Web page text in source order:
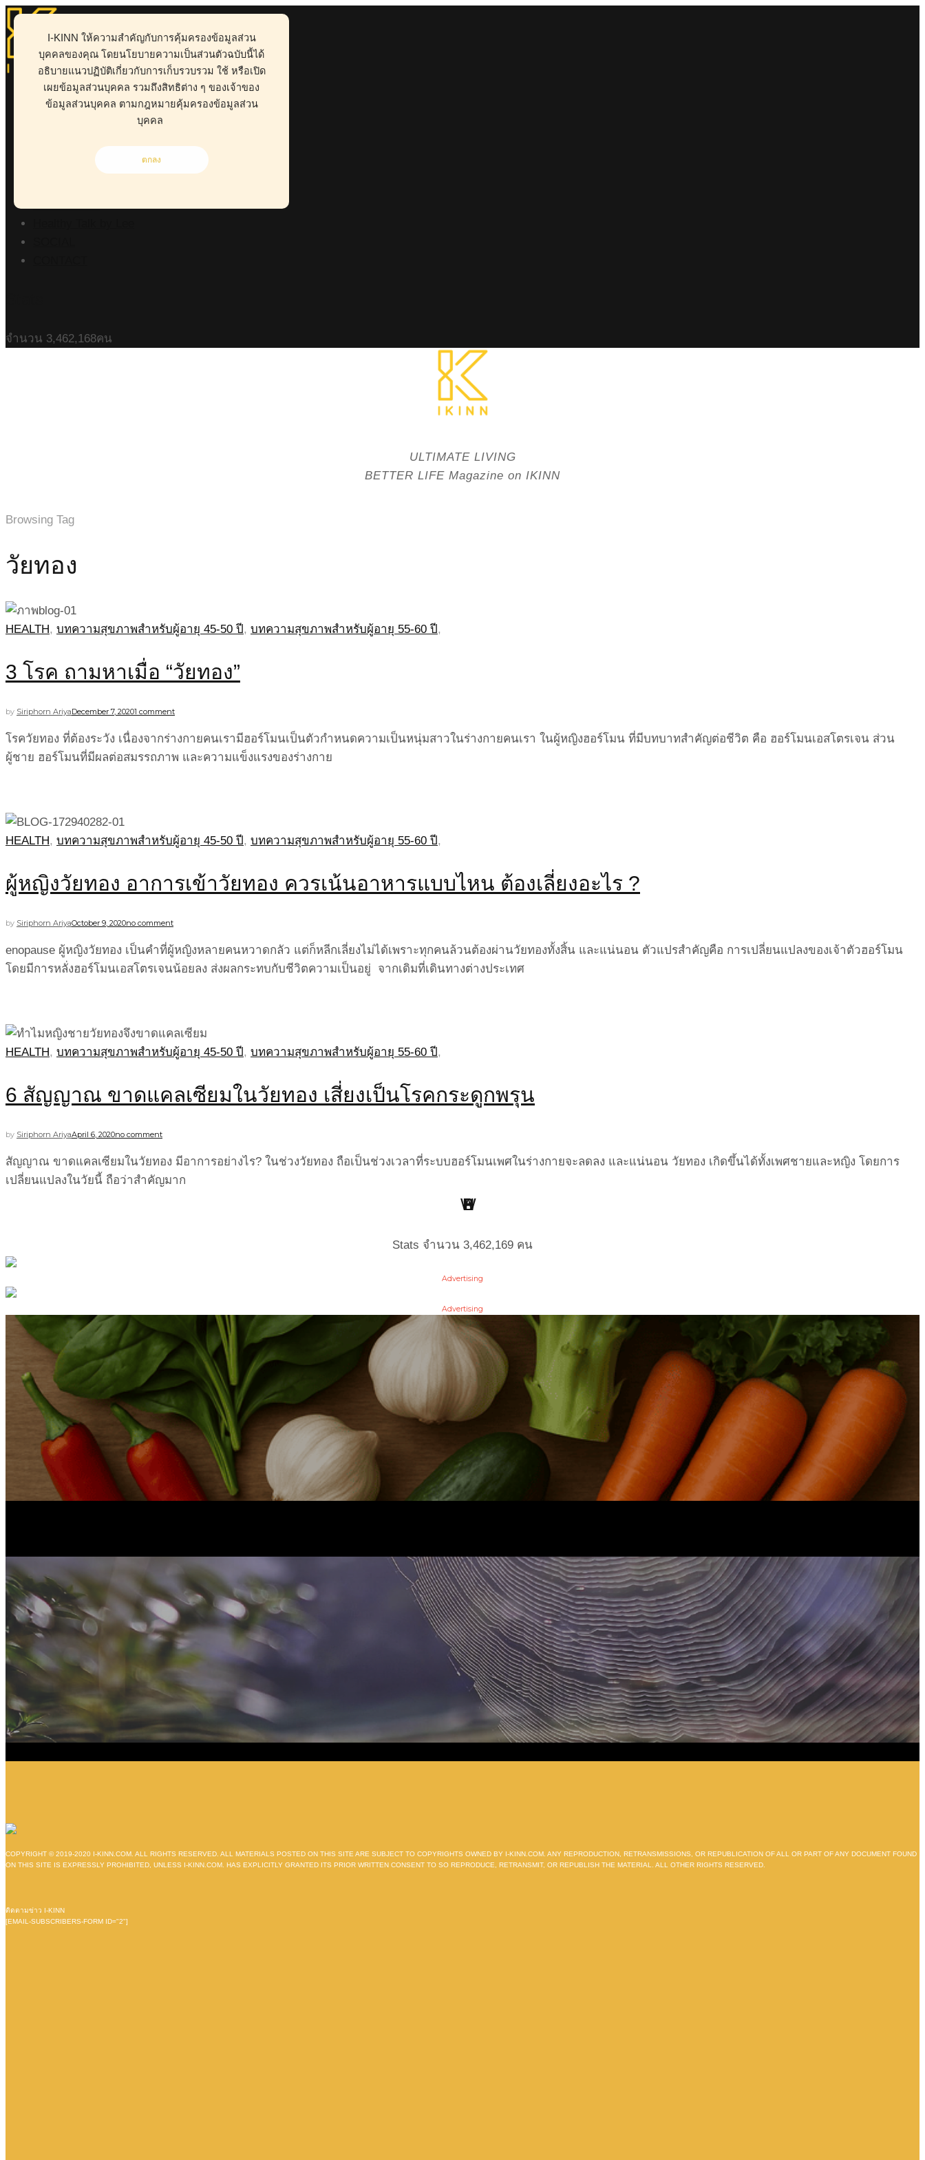
I-KINN ให้ความสำคัญกับการคุ้มครองข้อมูลส่วน
บุคคลของคุณ โดยนโยบายความเป็นส่วนตัวฉบับนี้ได้
อธิบายแนวปฏิบัติเกี่ยวกับการเก็บรวบรวม ใช้ หรือเปิด
เผยข้อมูลส่วนบุคคล รวมถึงสิทธิต่าง ๆ ของเจ้าของ
ข้อมูลส่วนบุคคล ตามกฎหมายคุ้มครองข้อมูลส่วน
บุคคล
ตกลง
ABOUT
HEALTH
BUSINESS
RISK MANAGEMENT
จำนวน 3,462,168คน
ULTIMATE LIVING
BETTER LIFE Magazine on IKINN
Browsing Tag
วัยทอง
HEALTH, บทความสุขภาพสำหรับผู้อายุ 45-50 ปี, บทความสุขภาพสำหรับผู้อายุ 55-60 ปี,
3 โรค ถามหาเมื่อ “วัยทอง”
by Siriphorn AriyaDecember 7, 20201 comment
โรควัยทอง ที่ต้องระวัง เนื่องจากร่างกายคนเรามีฮอร์โมนเป็นตัวกำหนดความเป็นหนุ่มสาวในร่างกายคนเรา ในผู้หญิงฮอร์โมน ที่มีบทบาทสำคัญต่อชีวิต คือ ฮอร์โมนเอสโตรเจน ส่วน
ผู้ชาย ฮอร์โมนที่มีผลต่อสมรรถภาพ และความแข็งแรงของร่างกาย
HEALTH, บทความสุขภาพสำหรับผู้อายุ 45-50 ปี, บทความสุขภาพสำหรับผู้อายุ 55-60 ปี,
ผู้หญิงวัยทอง อาการเข้าวัยทอง ควรเน้นอาหารแบบไหน ต้องเลี่ยงอะไร ?
by Siriphorn AriyaOctober 9, 2020no comment
enopause ผู้หญิงวัยทอง เป็นคำที่ผู้หญิงหลายคนหวาดกลัว แต่ก็หลีกเลี่ยงไม่ได้เพราะทุกคนล้วนต้องผ่านวัยทองทั้งสิ้น และแน่นอน ตัวแปรสำคัญคือ การเปลี่ยนแปลงของเจ้าตัวฮอร์โมน
โดยมีการหลั่งฮอร์โมนเอสโตรเจนน้อยลง ส่งผลกระทบกับชีวิตความเป็นอยู่ จากเดิมที่เดินทางต่างประเทศ
HEALTH, บทความสุขภาพสำหรับผู้อายุ 45-50 ปี, บทความสุขภาพสำหรับผู้อายุ 55-60 ปี,
6 สัญญาณ ขาดแคลเซียมในวัยทอง เสี่ยงเป็นโรคกระดูกพรุน
by Siriphorn AriyaApril 6, 2020no comment
สัญญาณ ขาดแคลเซียมในวัยทอง มีอาการอย่างไร? ในช่วงวัยทอง ถือเป็นช่วงเวลาที่ระบบฮอร์โมนเพศในร่างกายจะลดลง และแน่นอน วัยทอง เกิดขึ้นได้ทั้งเพศชายและหญิง โดยการ
เปลี่ยนแปลงในวัยนี้ ถือว่าสำคัญมาก
Stats จำนวน 3,462,169 คน
Advertising
Advertising
H
B
S
L
P
W
COPYRIGHT © 2019-2020 I-KINN.COM. ALL RIGHTS RESERVED. ALL MATERIALS POSTED ON THIS SITE ARE SUBJECT TO COPYRIGHTS OWNED BY I-KINN.COM. ANY REPRODUCTION, RETRANSMISSIONS, OR REPUBLICATION OF ALL OR PART OF ANY DOCUMENT FOUND
ON THIS SITE IS EXPRESSLY PROHIBITED, UNLESS I-KINN.COM. HAS EXPLICITLY GRANTED ITS PRIOR WRITTEN CONSENT TO SO REPRODUCE, RETRANSMIT, OR REPUBLISH THE MATERIAL. ALL OTHER RIGHTS RESERVED.
ติดตามข่าว I-KINN
[EMAIL-SUBSCRIBERS-FORM ID="2"]